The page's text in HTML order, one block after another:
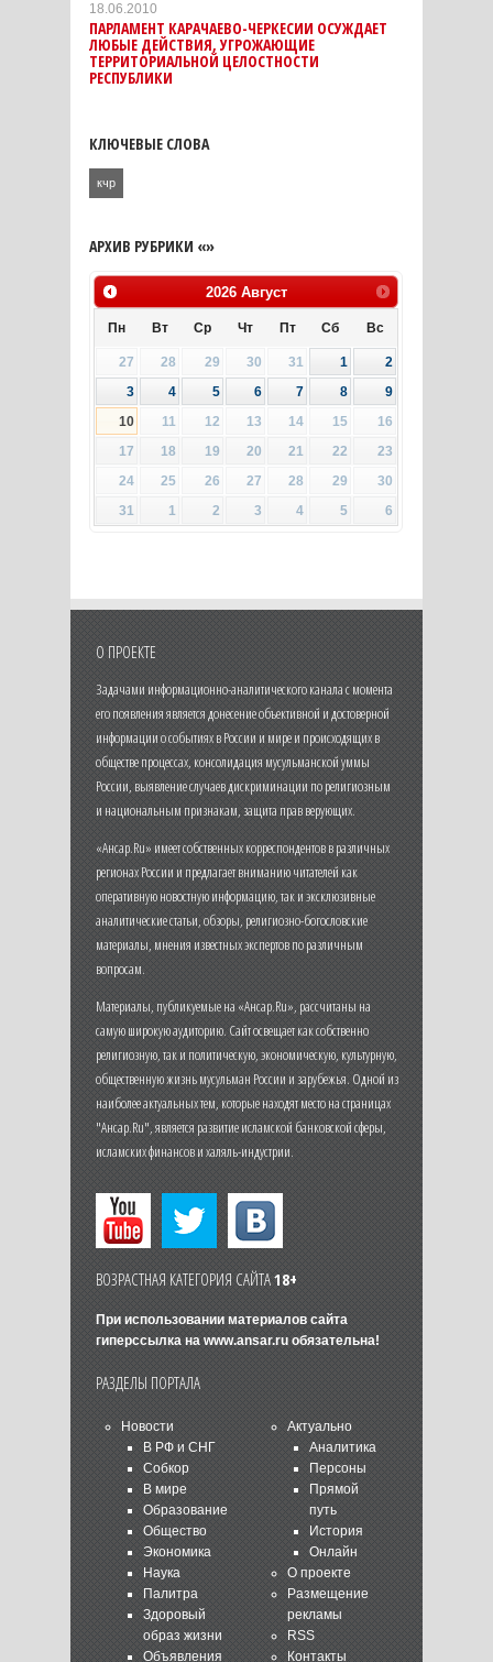
18.06.2010
ПАРЛАМЕНТ КАРАЧАЕВО-ЧЕРКЕСИИ ОСУЖДАЕТ
ЛЮБЫЕ ДЕЙСТВИЯ, УГРОЖАЮЩИЕ
ТЕРРИТОРИАЛЬНОЙ ЦЕЛОСТНОСТИ
РЕСПУБЛИКИ
КЛЮЧЕВЫЕ СЛОВА
кчр
АРХИВ РУБРИКИ «»
2026 Август
Пн Вт Ср Чт Пт Сб Вс
27 28 29 30 31 1
2
3
4 5 6 7 8
9
10
11 12 13 14 15
16
17
18 19 20 21 22
23
24
25 26 27 28 29
30
31
1 2 3 4 5 6
О ПРОЕКТЕ
Задачами информационно-аналитического канала с момента
его появления является донесение объективной и достоверной
информации о событиях в России и мире и происходящих в
обществе процессах, консолидация мусульманской уммы
России, выявление случаев дискриминации по религиозным
и национальным признакам, защита прав верующих.
«Ансар.Ru» имеет собственных корреспондентов в различных
регионах России и предлагает вниманию читателей как
оперативную новостную информацию, так и эксклюзивные
аналитические статьи, обзоры, религиозно-богословские
материалы, мнения известных экспертов по различным
вопросам.
Материалы, публикуемые на «Ансар.Ru», рассчитаны на
самую широкую аудиторию. Сайт освещает как собственно
религиозную, так и политическую, экономическую, культурную,
общественную жизнь мусульман России и зарубежья. Одной из
наиболее актуальных тем, которые находят место на страницах
"Ансар.Ru", является развитие исламской банковской сферы,
исламских финансов и халяль-индустрии.
ВОЗРАСТНАЯ КАТЕГОРИЯ САЙТА18+
При использовании материалов сайта
гиперссылка на www.ansar.ruобязательна!
РАЗДЕЛЫ ПОРТАЛА
Новости
В РФ и СНГ
Собкор
В мире
Образование
Общество
Экономика
Наука
Палитра
Здоровый
образ жизни
Объявления
Актуально
Аналитика
Персоны
Прямой
путь
История
Онлайн
О проекте
Размещение
рекламы
RSS
Контакты